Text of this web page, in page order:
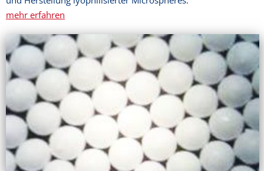
mehr erfahren